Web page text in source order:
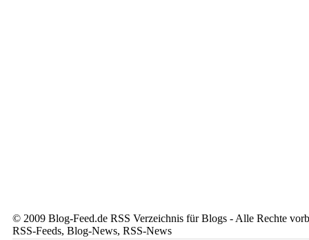
© 2009 Blog-Feed.de RSS Verzeichnis für Blogs - Alle Rechte
RSS-Feeds, Blog-News, RSS-News